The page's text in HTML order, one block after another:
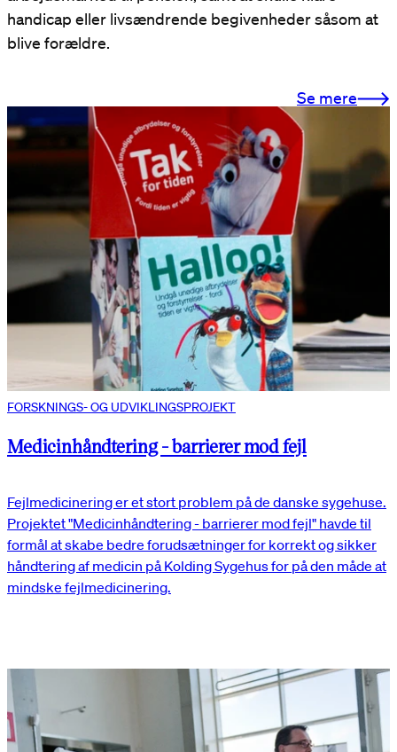
handicap eller livsændrende begivenheder såsom at
blive forældre.
Se mere
FORSKNINGS- OG UDVIKLINGSPROJEKT
Medicinhåndtering - barrierer mod fejl
Fejlmedicinering er et stort problem på de danske sygehuse.
Projektet "Medicinhåndtering - barrierer mod fejl" havde til
formål at skabe bedre forudsætninger for korrekt og sikker
håndtering af medicin på Kolding Sygehus for på den måde at
mindske fejlmedicinering.